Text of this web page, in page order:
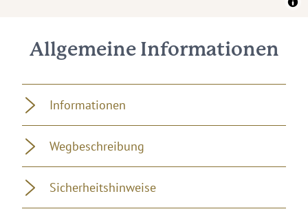
Allgemeine Informationen
Informationen
Wegbeschreibung
Sicherheitshinweise